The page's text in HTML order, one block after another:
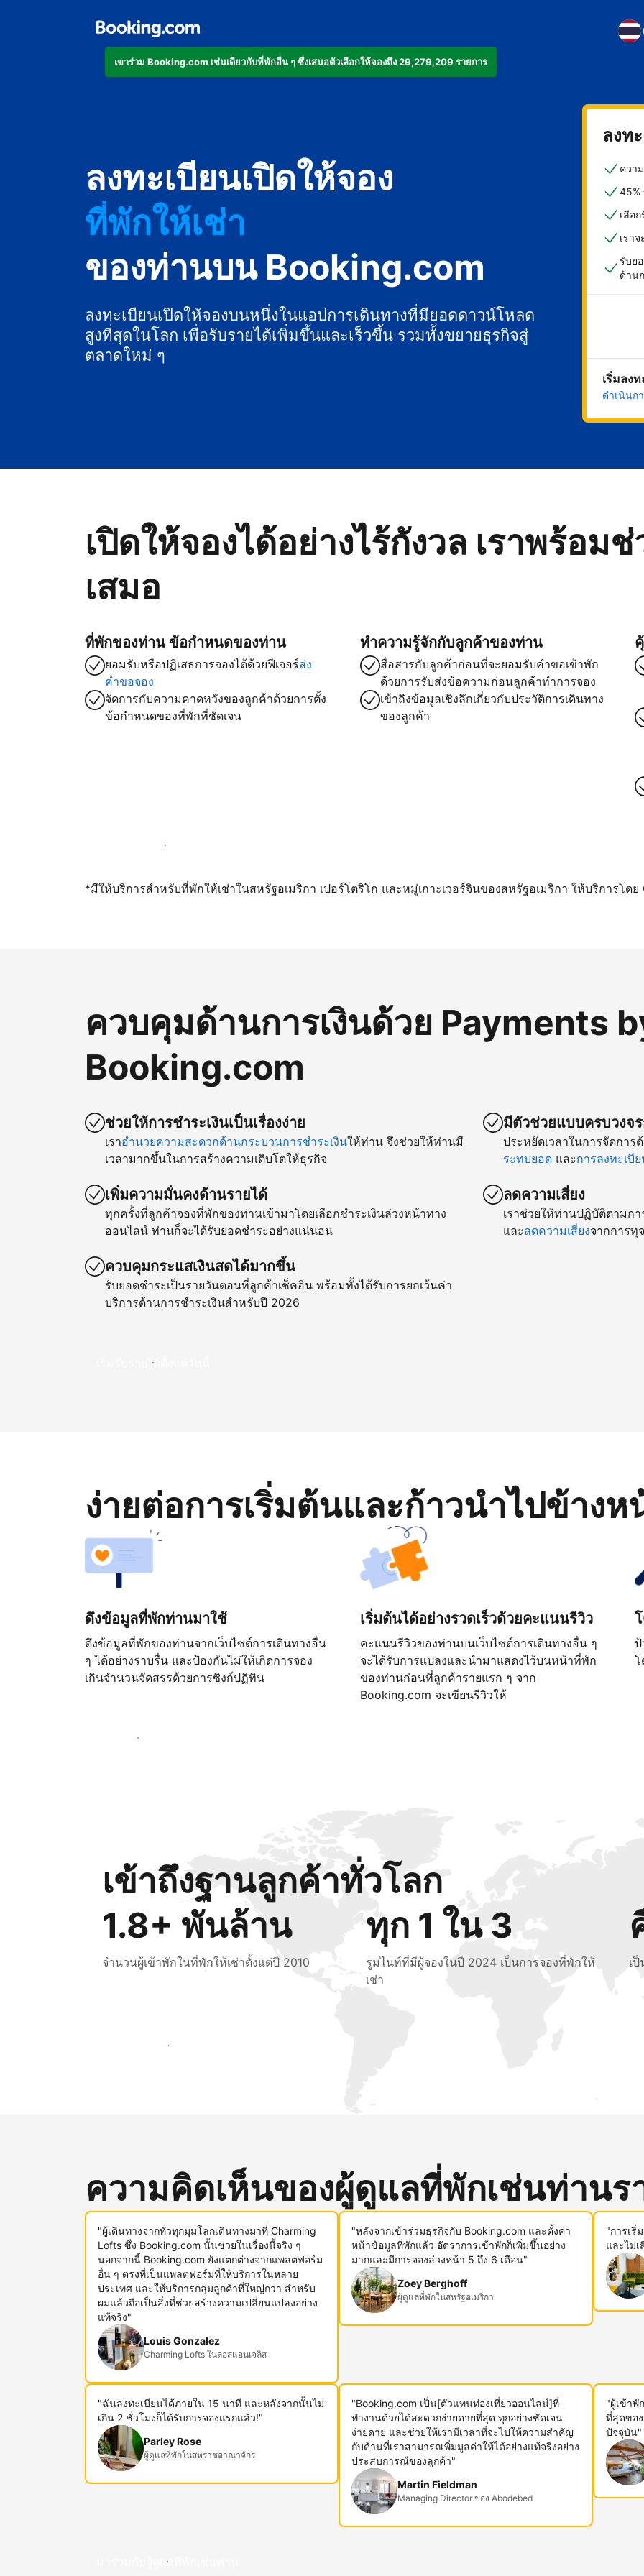
เข้าร่วม Booking.com เช่นเดียวกับที่พักอื่น ๆ ซึ่งเสนอตัวเลือกให้จองถึง 29,279,209 รายการ
ลงทะเบียนเปิดให้จอง
โรงแรม
ที่พักให้เช่า
เกสต์เฮาส์
บีแอนด์บี
ของท่านบน Booking.com
ลงทะเบียนเปิดให้จองบนหนึ่งในแอปการเดินทางที่มียอดดาวน์โหลด
สูงที่สุดในโลก เพื่อรับรายได้เพิ่มขึ้นและเร็วขึ้น รวมทั้งขยายธุรกิจสู่
ตลาดใหม่ ๆ
ลงท
ควา
45%
เลือ
เรา
รับย
ด้าน
เริ่มลง
ดำเนินก
เปิดให้จองได้อย่างไร้กังวล เราพร้อม
เสมอ
ที่พักของท่าน ข้อกำหนดของท่าน
ยอมรับหรือปฏิเสธการจองได้ด้วยฟีเจอร์ส่ง
คำขอจอง
จัดการกับความคาดหวังของลูกค้าด้วยการตั้ง
ข้อกำหนดของที่พักที่ชัดเจน
ทำความรู้จักกับลูกค้าของท่าน
สื่อสารกับลูกค้าก่อนที่จะยอมรับคำขอเข้าพัก
ด้วยการรับส่งข้อความก่อนลูกค้าทำการจอง
เข้าถึงข้อมูลเชิงลึกเกี่ยวกับประวัติการเดินทาง
ของลูกค้า
เปิดให้จองผ่านเราตั้งแต่วันนี้
*มีให้บริการสำหรับที่พักให้เช่าในสหรัฐอเมริกา เปอร์โตริโก และหมู่เกาะเวอร์จินของสหรัฐอเมริกา ให้บริการโดย
ควบคุมด้านการเงินด้วย Payments
Booking.com
ช่วยให้การชำระเงินเป็นเรื่องง่าย
เราอำนวยความสะดวกด้านกระบวนการชำระเงินให้ท่าน จึงช่วยให้ท่านมี
เวลามากขึ้นในการสร้างความเติบโตให้ธุรกิจ
เพิ่มความมั่นคงด้านรายได้
ทุกครั้งที่ลูกค้าจองที่พักของท่านเข้ามาโดยเลือกชำระเงินล่วงหน้าทาง
ออนไลน์ ท่านก็จะได้รับยอดชำระอย่างแน่นอน
ควบคุมกระแสเงินสดได้มากขึ้น
รับยอดชำระเป็นรายวันตอนที่ลูกค้าเช็คอิน พร้อมทั้งได้รับการยกเว้นค่า
บริการด้านการชำระเงินสำหรับปี 2026
มีตัวช่วยแบบครบวงจ
ประหยัดเวลาในการจัดการ
ระทบยอด และการลงทะเบี
ลดความเสี่ยง
เราช่วยให้ท่านปฏิบัติตามก
และลดความเสี่ยงจากการทุ
เริ่มรับรายได้ตั้งแต่วันนี้
ง่ายต่อการเริ่มต้นและก้าวนำไปข้างห
ดึงข้อมูลที่พักท่านมาใช้
ดึงข้อมูลที่พักของท่านจากเว็บไซต์การเดินทางอื่น
ๆ ได้อย่างราบรื่น และป้องกันไม่ให้เกิดการจอง
เกินจำนวนจัดสรรด้วยการซิงก์ปฏิทิน
เริ่มต้นได้อย่างรวดเร็วด้วยคะแนนรีวิว
คะแนนรีวิวของท่านบนเว็บไซต์การเดินทางอื่น ๆ
จะได้รับการแปลงและนำมาแสดงไว้บนหน้าที่พัก
ของท่านก่อนที่ลูกค้ารายแรก ๆ จาก
Booking.com จะเขียนรีวิวให้
โ
เริ่มต้นตั้งแต่วันนี้
เข้าถึงฐานลูกค้าทั่วโลก
1.8+ พันล้าน
จำนวนผู้เข้าพักในที่พักให้เช่าตั้งแต่ปี 2010
ทุก 1 ใน 3
รูมไนท์ที่มีผู้จองในปี 2024 เป็นการจองที่พักให้
เช่า
เ
เข้าถึงลูกค้าใหม่ ๆ ตั้งแต่วันนี้
ความคิดเห็นของผู้ดูแลที่พักเช่นท่านร
"ผู้เดินทางจากทั่วทุกมุมโลกเดินทางมาที่ Charming
Lofts ซึ่ง Booking.com นั้นช่วยในเรื่องนี้จริง ๆ
นอกจากนี้ Booking.com ยังแตกต่างจากแพลตฟอร์ม
อื่น ๆ ตรงที่เป็นแพลตฟอร์มที่ให้บริการในหลาย
ประเทศ และให้บริการกลุ่มลูกค้าที่ใหญ่กว่า สำหรับ
ผมแล้วถือเป็นสิ่งที่ช่วยสร้างความเปลี่ยนแปลงอย่าง
แท้จริง"
Louis Gonzalez
Charming Lofts ในลอสแอนเจลิส
"หลังจากเข้าร่วมธุรกิจกับ Booking.com และตั้งค่า
หน้าข้อมูลที่พักแล้ว อัตราการเข้าพักก็เพิ่มขึ้นอย่าง
มากและมีการจองล่วงหน้า 5 ถึง 6 เดือน"
Zoey Berghoff
ผู้ดูแลที่พักในสหรัฐอเมริกา
"การเริ่
และไม่เ
"ฉันลงทะเบียนได้ภายใน 15 นาที และหลังจากนั้นไม่
เกิน 2 ชั่วโมงก็ได้รับการจองแรกแล้ว!"
Parley Rose
ผู้ดูแลที่พักในสหราชอาณาจักร
"Booking.com เป็น[ตัวแทนท่องเที่ยวออนไลน์]ที่
ทำงานด้วยได้สะดวกง่ายดายที่สุด ทุกอย่างชัดเจน
ง่ายดาย และช่วยให้เรามีเวลาที่จะไปให้ความสำคัญ
กับด้านที่เราสามารถเพิ่มมูลค่าให้ได้อย่างแท้จริงอย่าง
ประสบการณ์ของลูกค้า"
Martin Fieldman
Managing Director ของ Abodebed
"ผู้เข้าพั
ที่สุดของ
ปัจจุบัน"
มาร่วมกับผู้ดูแลที่พักเช่นท่าน